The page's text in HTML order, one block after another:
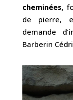
cheminées,
de pierre,
demande
Barberin